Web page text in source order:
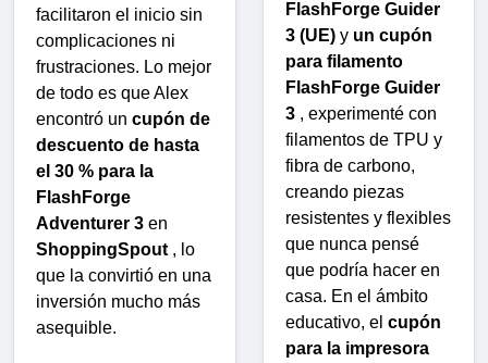
facilitaron el inicio sin
complicaciones ni
frustraciones. Lo mejor
de todo es que Alex
encontró un cupón de
descuento de hasta
el 30 % para la
FlashForge
Adventurer 3 en
ShoppingSpout , lo
que la convirtió en una
inversión mucho más
asequible.
FlashForge Guider
3 (UE) y un cupón
para filamento
FlashForge Guider
3 , experimenté con
filamentos de TPU y
fibra de carbono,
creando piezas
resistentes y flexibles
que nunca pensé
que podría hacer en
casa. En el ámbito
educativo, el cupón
para la impresora